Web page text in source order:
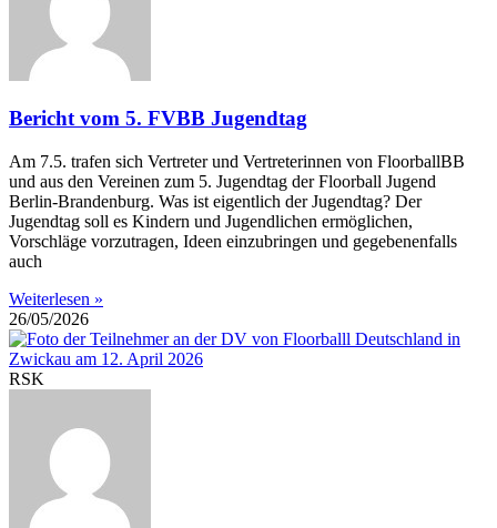
Bericht vom 5. FVBB Jugendtag
Am 7.5. trafen sich Vertreter und Vertreterinnen von FloorballBB
und aus den Vereinen zum 5. Jugendtag der Floorball Jugend
Berlin-Brandenburg. Was ist eigentlich der Jugendtag? Der
Jugendtag soll es Kindern und Jugendlichen ermöglichen,
Vorschläge vorzutragen, Ideen einzubringen und gegebenenfalls
auch
Weiterlesen »
26/05/2026
RSK